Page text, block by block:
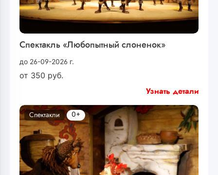
Спектакль «Любопытный слоненок»
до 26-09-2026 г.
от 350 руб.
Узнать детали
Спектакли 0+